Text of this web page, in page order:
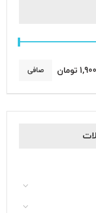
صافی تومان